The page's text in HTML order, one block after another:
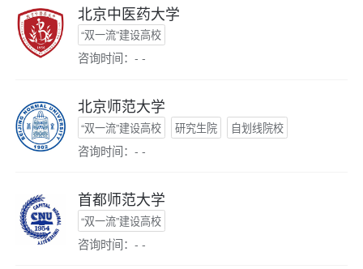
北京中医药大学
“双一流”建设高校
咨询时间：- -
北京师范大学
“双一流”建设高校 研究生院 自划线院校
咨询时间：- -
首都师范大学
“双一流”建设高校
咨询时间：- -